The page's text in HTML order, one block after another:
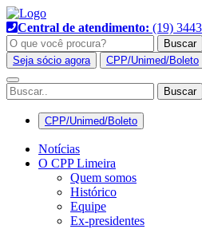
Pular
para
o
conteúdo
Central de atendimento: (19)
Buscar
Seja sócio agora
CPP/Unimed/Boleto
Alternar
navegação
CPP/Unimed/Boleto
Notícias
O CPP Limeira
Quem somos
Histórico
Equipe
Ex-presidentes